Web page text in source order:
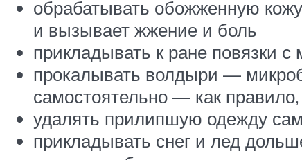
обрабатывать обожженную
и вызывает жжение и боль
прикладывать к ране повязки
прокалывать волдыри —
самостоятельно — как правило,
удалять прилипшую одежду
прикладывать снег и лед